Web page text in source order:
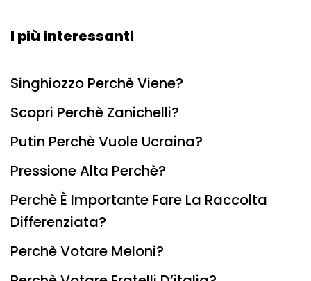
I più interessanti
Singhiozzo Perchè Viene?
Scopri Perchè Zanichelli?
Putin Perchè Vuole Ucraina?
Pressione Alta Perchè?
Perchè È Importante Fare La Raccolta
Differenziata?
Perchè Votare Meloni?